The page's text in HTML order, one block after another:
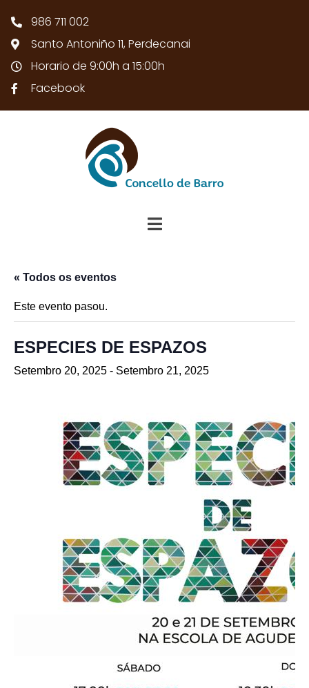
986 711 002
Santo Antoniño 11, Perdecanai
Horario de 9:00h a 15:00h
Facebook
« Todos os eventos
Este evento pasou.
ESPECIES DE ESPAZOS
Setembro 20, 2025 - Setembro 21, 2025